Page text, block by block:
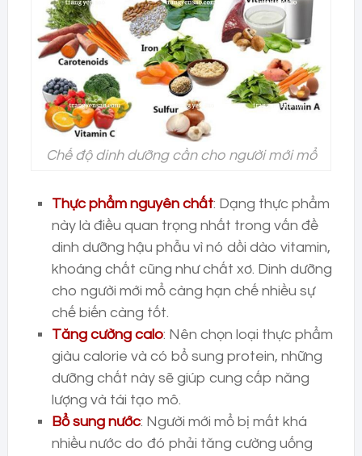
Chế độ dinh dưỡng cần cho người mới mổ
Thực phẩm nguyên chất: Dạng thực phẩm
này là điều quan trọng nhất trong vấn đề
dinh dưỡng hậu phẫu vì nó dồi dào vitamin,
khoáng chất cũng như chất xơ. Dinh dưỡng
cho người mới mổ càng hạn chế nhiều sự
chế biến càng tốt.
Tăng cường calo: Nên chọn loại thực phẩm
giàu calorie và có bổ sung protein, những
dưỡng chất này sẽ giúp cung cấp năng
lượng và tái tạo mô.
Bổ sung nước: Người mới mổ bị mất khá
nhiều nước do đó phải tăng cường uống